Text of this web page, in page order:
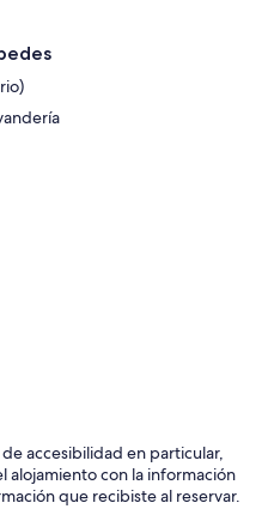
accesibilidad en particular,
alojamiento con la información
que recibiste al reservar.